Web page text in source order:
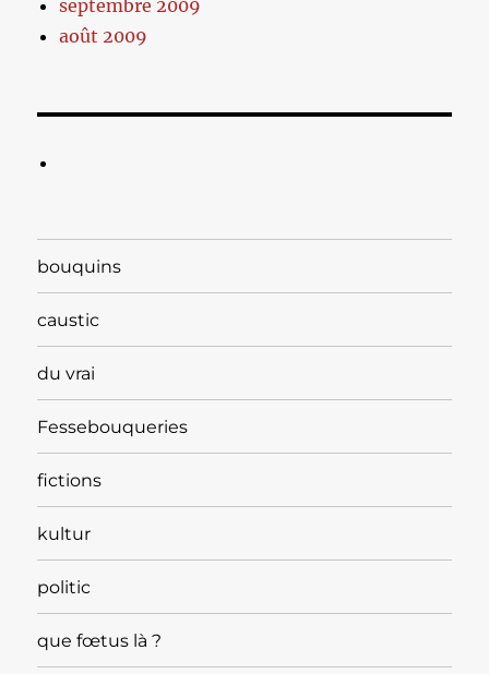
septembre 2009
août 2009
bouquins
caustic
du vrai
Fessebouqueries
fictions
kultur
politic
que fœtus là ?